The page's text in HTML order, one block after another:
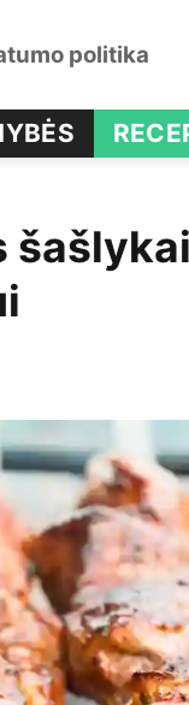
politika